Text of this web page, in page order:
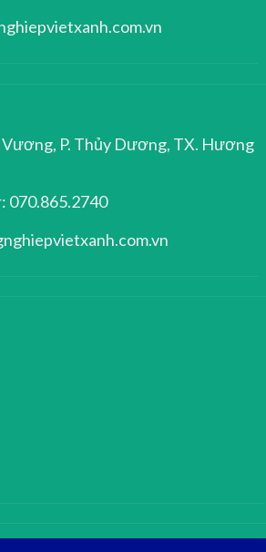
P. Thủy Dương, TX. Hương
070.865.2740